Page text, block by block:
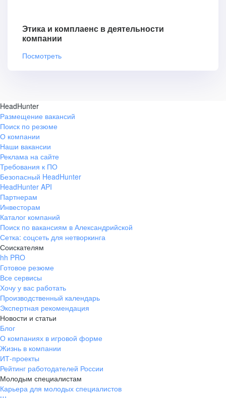
Этика и комплаенс в деятельности
компании
Посмотреть
HeadHunter
Размещение вакансий
Поиск по резюме
О компании
Наши вакансии
Реклама на сайте
Требования к ПО
Безопасный HeadHunter
HeadHunter API
Партнерам
Инвесторам
Каталог компаний
Поиск по вакансиям в Александрийской
Сетка: соцсеть для нетворкинга
Соискателям
hh PRO
Готовое резюме
Все сервисы
Хочу у вас работать
Производственный календарь
Экспертная рекомендация
Новости и статьи
Блог
О компаниях в игровой форме
Жизнь в компании
ИТ-проекты
Рейтинг работодателей России
Молодым специалистам
Карьера для молодых специалистов